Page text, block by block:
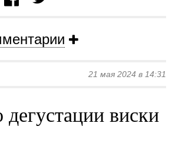
21 мая 2024 в 14:31
дегустации виски